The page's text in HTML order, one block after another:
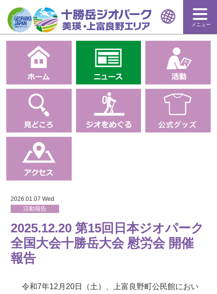
メニュー
2026.01.07 Wed
活動報告
2025.12.20 第15回日本ジオパーク
全国大会十勝岳大会 慰労会 開催
報告
令和7年12月20日（土）、上富良野町公民館におい